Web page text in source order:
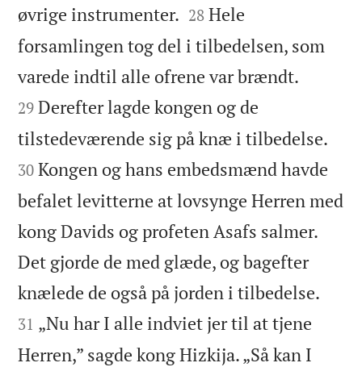
øvrige instrumenter. 

28 Hele
forsamlingen tog del i tilbedelsen, som
varede indtil alle ofrene var brændt.
29 Derefter lagde kongen og de
tilstedeværende sig på knæ i tilbedelse.
30 Kongen og hans embedsmænd havde
befalet levitterne at lovsynge Herren med
kong Davids og profeten Asafs salmer.
Det gjorde de med glæde, og bagefter
knælede de også på jorden i tilbedelse.
31 „Nu har I alle indviet jer til at tjene
Herren,” sagde kong Hizkija. „Så kan I